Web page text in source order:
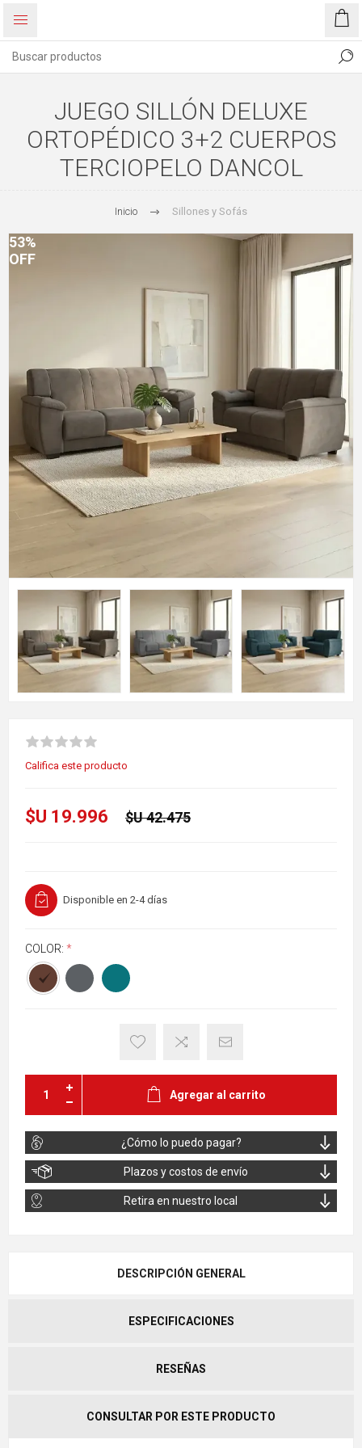
JUEGO SILLÓN DELUXE
ORTOPÉDICO 3+2 CUERPOS
TERCIOPELO DANCOL
Inicio Sillones y Sofás
53%
OFF
Califica este producto
$U 19.996 $U 42.475
Disponible en 2-4 días
COLOR: *
Agregar al carrito
¿Cómo lo puedo pagar?
Plazos y costos de envío
Retira en nuestro local
DESCRIPCIÓN GENERAL
ESPECIFICACIONES
RESEÑAS
CONSULTAR POR ESTE PRODUCTO